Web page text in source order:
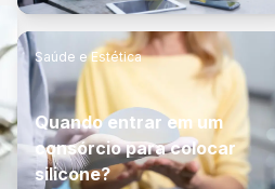
Saúde e Estética
Quando entrar em um
consórcio para colocar
silicone?